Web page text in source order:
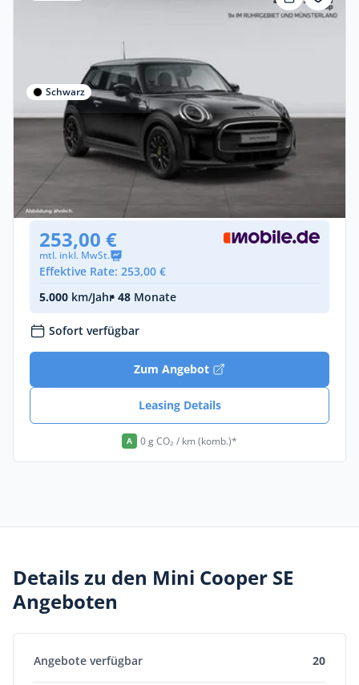
Schwarz
Privat & Gewerbe
MINI Cooper SE
Elektro •
102 PS (75 kW)
Gebraucht
(26.757 km)
253,00 €
mtl. inkl. MwSt.
Effektive Rate: 253,00 €
5.000 km/Jahr• 48 Monate
Sofort verfügbar
Zum Angebot
Leasing Details
A 0 g CO₂ / km (komb.)*
Details zu den Mini Cooper SE
Angeboten
Angebote verfügbar 20